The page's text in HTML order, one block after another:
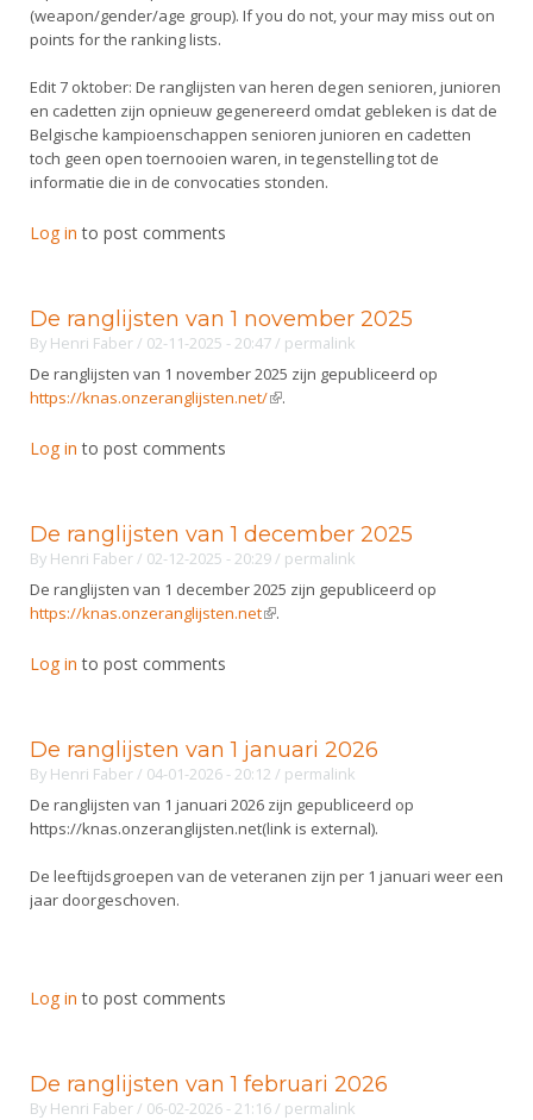
(weapon/gender/age group). If you do not, your may miss out on
points for the ranking lists.
Edit 7 oktober: De ranglijsten van heren degen senioren, junioren
en cadetten zijn opnieuw gegenereerd omdat gebleken is dat de
Belgische kampioenschappen senioren junioren en cadetten
toch geen open toernooien waren, in tegenstelling tot de
informatie die in de convocaties stonden.
Log in to post comments
De ranglijsten van 1 november 2025
By Henri Faber/ 02-11-2025 - 20:47/ permalink
De ranglijsten van 1 november 2025 zijn gepubliceerd op
https://knas.onzeranglijsten.net/(link is external)
.
Log in to post comments
De ranglijsten van 1 december 2025
By Henri Faber/ 02-12-2025 - 20:29/ permalink
De ranglijsten van 1 december 2025 zijn gepubliceerd op
https://knas.onzeranglijsten.net(link is external)
.
Log in to post comments
De ranglijsten van 1 januari 2026
By Henri Faber/ 04-01-2026 - 20:12 / permalink
De ranglijsten van 1 januari 2026 zijn gepubliceerd op
https://knas.onzeranglijsten.net(link is external).
De leeftijdsgroepen van de veteranen zijn per 1 januari weer een
jaar doorgeschoven.
Log in to post comments
De ranglijsten van 1 februari 2026
By Henri Faber/ 06-02-2026 - 21:16/ permalink